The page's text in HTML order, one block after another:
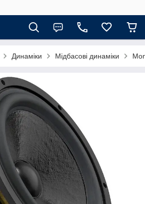
Динаміки Мідбасові динаміки